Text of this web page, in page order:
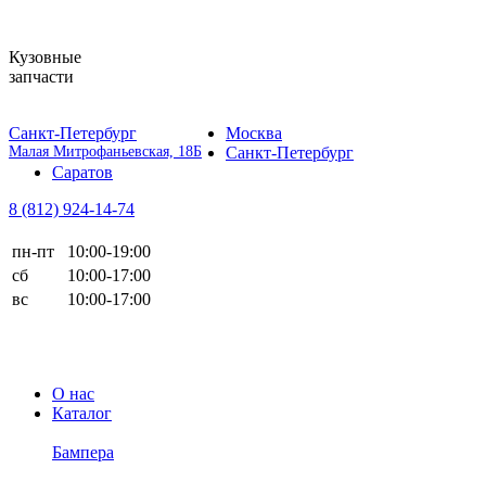
Кузовные
запчасти
Санкт-Петербург
Малая Митрофаньевская, 18Б
Москва
Санкт-Петербург
Саратов
8 (812) 924-14-74
пн-пт
10:00-19:00
сб
10:00-17:00
вс
10:00-17:00
О нас
Каталог
Бампера